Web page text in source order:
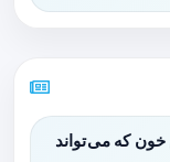
خون که می‌تواند